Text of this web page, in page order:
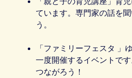
ています。専門家の話を
う。
「ファミリーフェスタ 」
一度開催するイベントで
つながろう！